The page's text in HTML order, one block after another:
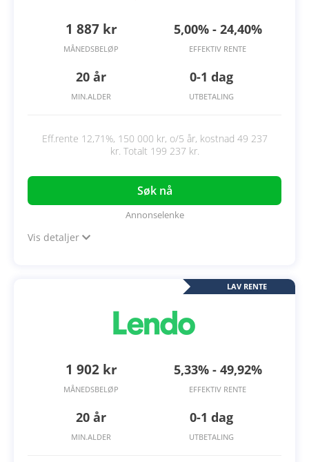
1 887 kr
MÅNEDSBELØP
5,00% - 24,40%
EFFEKTIV RENTE
20 år
MIN.ALDER
0-1 dag
UTBETALING
Eff.rente 12,71%, 150 000 kr, o/5 år, kostnad 49 237
kr. Totalt 199 237 kr.
Søk nå
Annonselenke
Vis detaljer
LAV RENTE
1 902 kr
MÅNEDSBELØP
5,33% - 49,92%
EFFEKTIV RENTE
20 år
MIN.ALDER
0-1 dag
UTBETALING